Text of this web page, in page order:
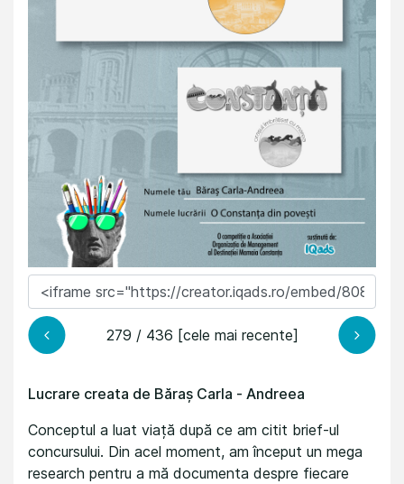
279 / 436 [cele mai recente]
Lucrare creata de Băraș Carla - Andreea
Conceptul a luat viață după ce am citit brief-ul
concursului. Din acel moment, am început un mega
research pentru a mă documenta despre fiecare